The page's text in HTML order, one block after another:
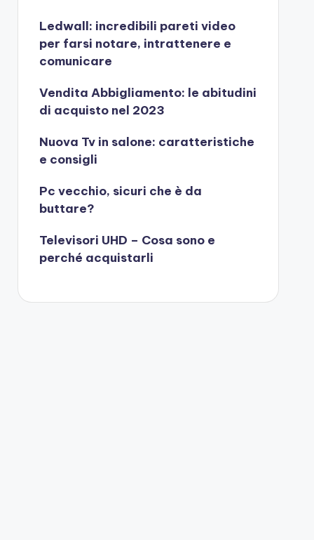
Ledwall: incredibili pareti video
per farsi notare, intrattenere e
comunicare
Vendita Abbigliamento: le abitudini
di acquisto nel 2023
Nuova Tv in salone: caratteristiche
e consigli
Pc vecchio, sicuri che è da
buttare?
Televisori UHD – Cosa sono e
perché acquistarli